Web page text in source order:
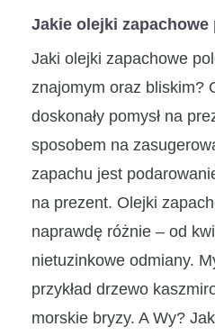
Jakie olejki zapachowe
Jaki olejki zapachowe
znajomym oraz bliskim?
doskonały pomysł na
sposobem na
zapachu jest
na prezent. Olejki
naprawdę różnie – od
nietuzinkowe odmiany.
przykład drzewo
morskie bryzy. A Wy?